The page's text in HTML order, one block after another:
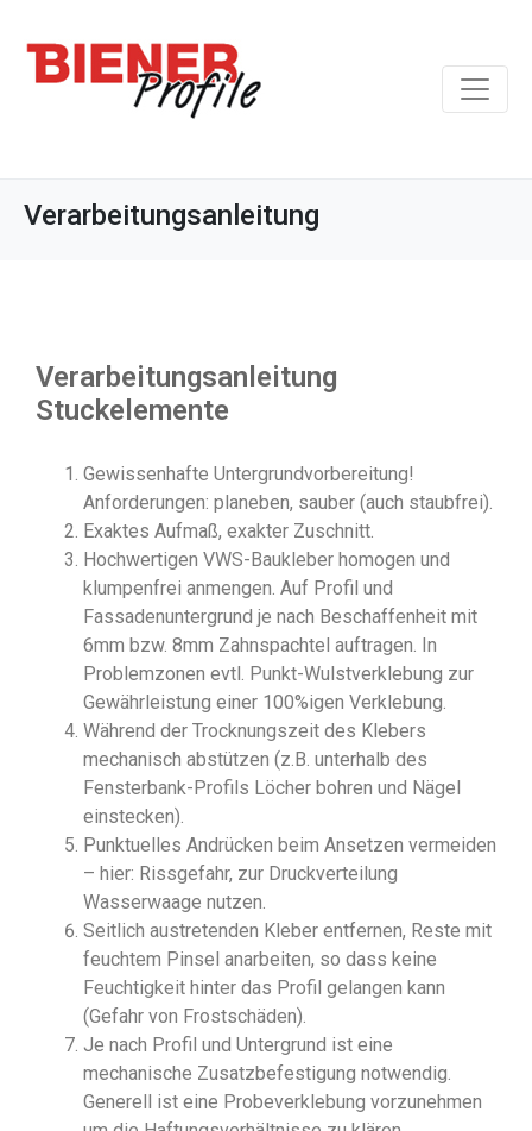
Verarbeitungsanleitung
Verarbeitungsanleitung
Stuckelemente
Gewissenhafte Untergrundvorbereitung!
Anforderungen: planeben, sauber (auch staubfrei).
Exaktes Aufmaß, exakter Zuschnitt.
Hochwertigen VWS-Baukleber homogen und
klumpenfrei anmengen. Auf Profil und
Fassadenuntergrund je nach Beschaffenheit mit
6mm bzw. 8mm Zahnspachtel auftragen. In
Problemzonen evtl. Punkt-Wulstverklebung zur
Gewährleistung einer 100%igen Verklebung.
Während der Trocknungszeit des Klebers
mechanisch abstützen (z.B. unterhalb des
Fensterbank-Profils Löcher bohren und Nägel
einstecken).
Punktuelles Andrücken beim Ansetzen vermeiden
– hier: Rissgefahr, zur Druckverteilung
Wasserwaage nutzen.
Seitlich austretenden Kleber entfernen, Reste mit
feuchtem Pinsel anarbeiten, so dass keine
Feuchtigkeit hinter das Profil gelangen kann
(Gefahr von Frostschäden).
Je nach Profil und Untergrund ist eine
mechanische Zusatzbefestigung notwendig.
Generell ist eine Probeverklebung vorzunehmen